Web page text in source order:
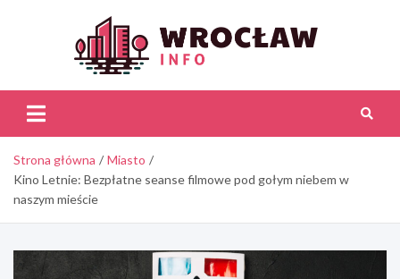
Strona główna
Miasto
Kino Letnie: Bezpłatne seanse filmowe pod gołym niebem w
naszym mieście